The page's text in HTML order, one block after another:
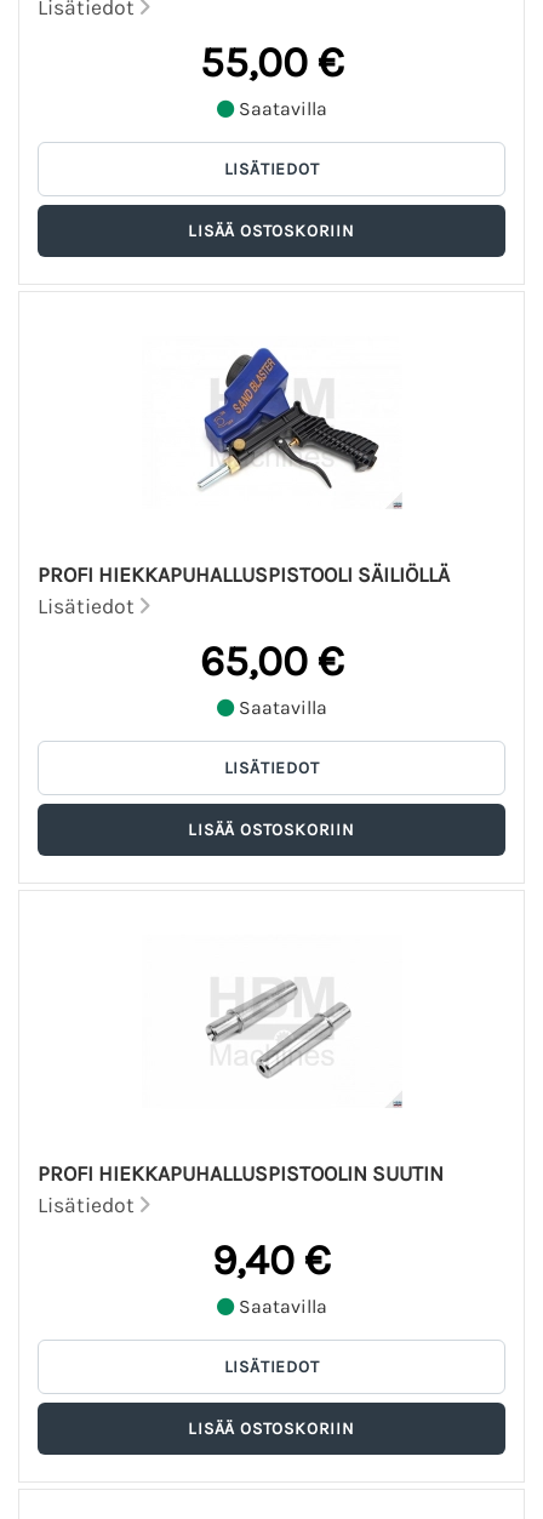
Lisätiedot
55,00 €
Saatavilla
PROFI HIEKKAPUHALLUSPISTOOLI SÄILIÖLLÄ
Lisätiedot
65,00 €
Saatavilla
PROFI HIEKKAPUHALLUSPISTOOLIN SUUTIN
Lisätiedot
9,40 €
Saatavilla